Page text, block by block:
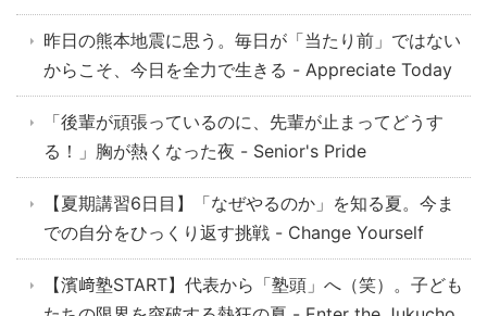
昨日の熊本地震に思う。毎日が「当たり前」ではない
からこそ、今日を全力で生きる - Appreciate Today
「後輩が頑張っているのに、先輩が止まってどうす
る！」胸が熱くなった夜 - Senior's Pride
【夏期講習6日目】「なぜやるのか」を知る夏。今ま
での自分をひっくり返す挑戦 - Change Yourself
【濱﨑塾START】代表から「塾頭」へ（笑）。子ども